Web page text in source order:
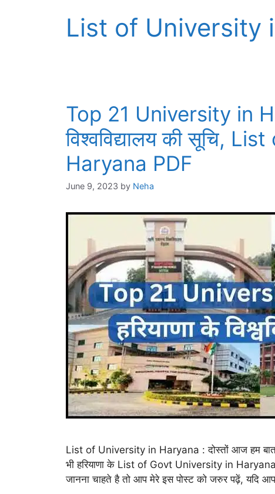
List of University
Top 21 University in
विश्वविद्यालय की सूचि,
Haryana PDF
June 9, 2023 by Neha
List of University in Haryana : दोस्तों आज हम
भी हरियाणा के List of Govt University in
जानना चाहते है तो आप मेरे इस पोस्ट को जरुर पढ़ें, यदि